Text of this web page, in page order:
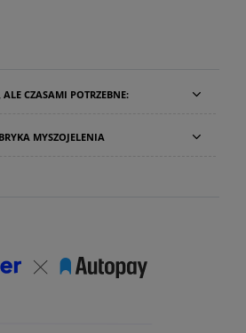
CZASAMI POTRZEBNE:
MYSZOJELENIA